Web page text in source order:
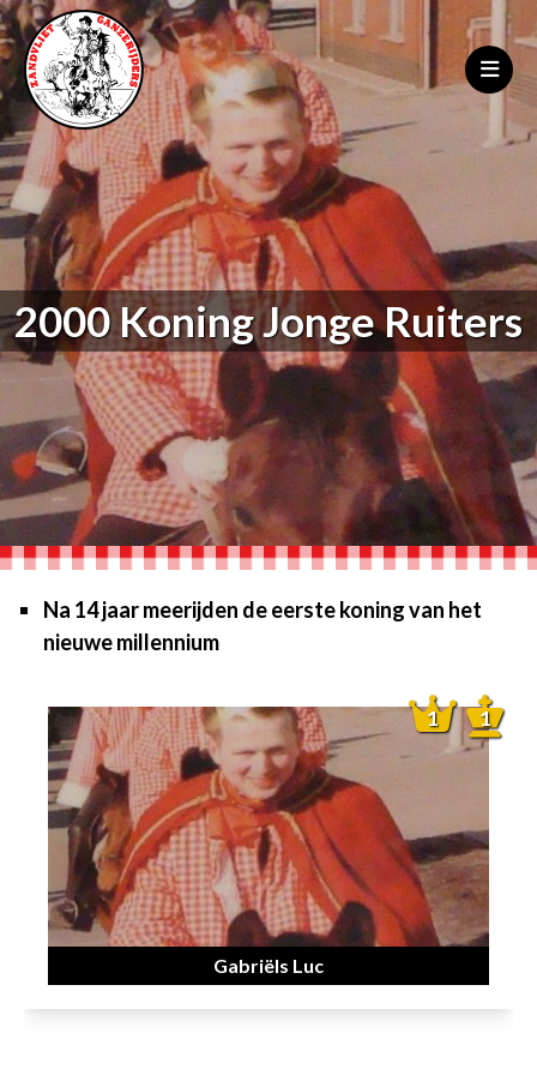
2000 Koning Jonge Ruiters
Na 14 jaar meerijden de eerste koning van het
nieuwe millennium
1 1
Gabriëls Luc